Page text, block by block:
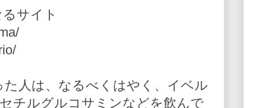
サイト
人は、なるべくはやく、イベル
チルグルコサミンなどを飲んで